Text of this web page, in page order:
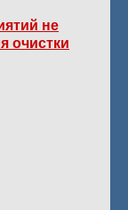
не
очистки